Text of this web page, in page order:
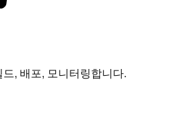
, 배포, 모니터링합니다.